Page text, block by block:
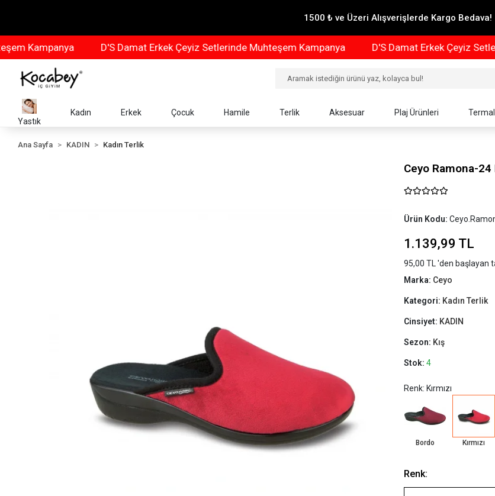
1500 ₺ ve Üzeri Alışverişlerde Kargo Bedava!
D'S Damat Erkek Çeyiz Setlerinde Muhteşem Kampanya D'S Damat Erkek Çeyiz
Yastık
Kadın Erkek Çocuk Hamile Terlik Aksesuar Plaj Ürünleri
Ana Sayfa KADIN Kadın Terlik
Ceyo Ramona-24
Ürün Kodu:
1.139,99 TL
95,00 TL 'den başlayan
Marka: Ceyo
Kategori: Kadın Terlik
Cinsiyet: KADIN
Sezon: Kış
Stok: 4
Renk: Kırmızı
Bordo Kırmızı
Renk: